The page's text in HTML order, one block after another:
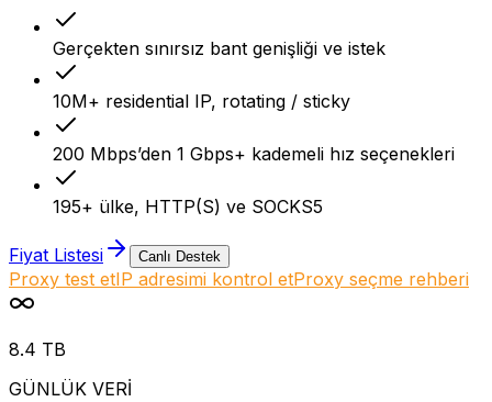
Gerçekten sınırsız bant genişliği ve istek
10M+ residential IP, rotating / sticky
200 Mbps’den 1 Gbps+ kademeli hız seçenekleri
195+ ülke, HTTP(S) ve SOCKS5
Fiyat Listesi Canlı Destek
Proxy test etIP adresimi kontrol etProxy seçme rehberi
8.4 TB
GÜNLÜK VERİ